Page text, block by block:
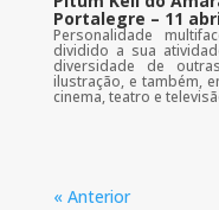
Portalegre – 11
Personalidade
dividido a sua
diversidade de
ilustração, e também,
cinema, teatro e
« Anterior